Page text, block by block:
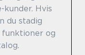
kunder. Hvis
du stadig
funktioner og